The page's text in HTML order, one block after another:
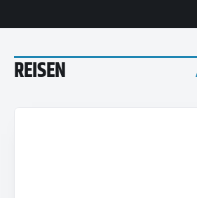
REISEN